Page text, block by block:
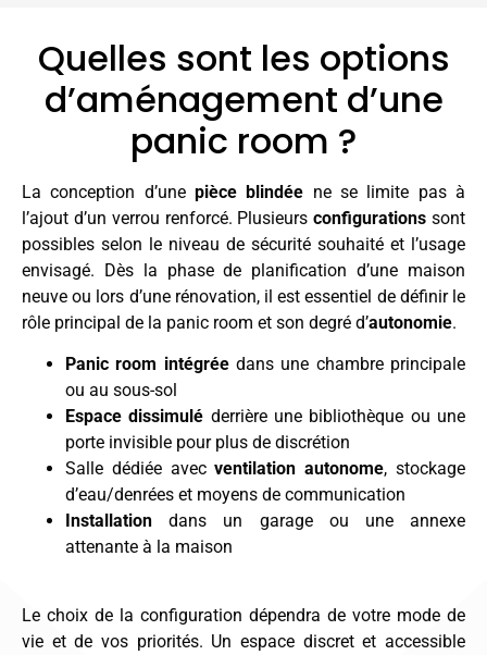
Quelles sont les options
d’aménagement d’une
panic room ?
La conception d’une pièce blindée ne se limite pas à
l’ajout d’un verrou renforcé. Plusieursconfigurations sont
possibles selon le niveau de sécurité souhaité et l’usage
envisagé. Dès la phase de planification d’une maison
neuve ou lors d’une rénovation, il est essentiel de définir le
rôle principal de la panic room et son degré d’autonomie.
Panic room intégréedans une chambre principale
ou au sous-sol
Espace dissimulé derrière une bibliothèque ou une
porte invisible pour plus de discrétion
Salle dédiée avecventilation autonome, stockage
d’eau/denrées et moyens de communication
Installation dans un garage ou une annexe
attenante à la maison
Le choix de la configuration dépendra de votre mode de
vie et de vos priorités. Un espace discret et accessible